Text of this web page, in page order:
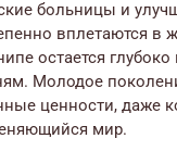
больницы и
вплетаются в
остается
Молодое
ценности, даже
мир.